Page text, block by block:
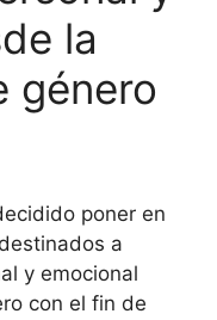
la
género
poner en
a
y emocional
con el fin de